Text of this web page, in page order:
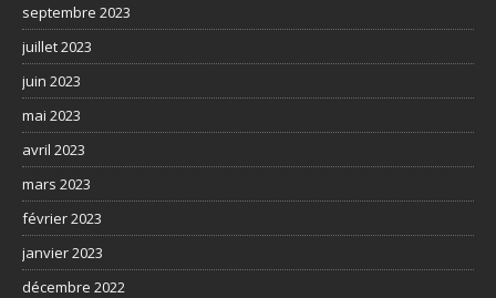
septembre 2023
juillet 2023
juin 2023
mai 2023
avril 2023
mars 2023
février 2023
janvier 2023
décembre 2022